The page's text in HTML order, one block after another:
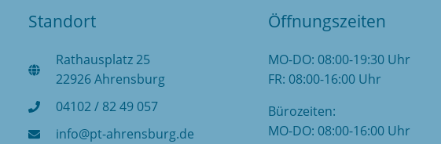
Standort
Rathausplatz 25
22926 Ahrensburg
04102 / 82 49 057
info@pt-ahrensburg.de
Öffnungszeiten
MO-DO: 08:00-19:30 Uhr
FR: 08:00-16:00 Uhr
Bürozeiten:
MO-DO: 08:00-16:00 Uhr